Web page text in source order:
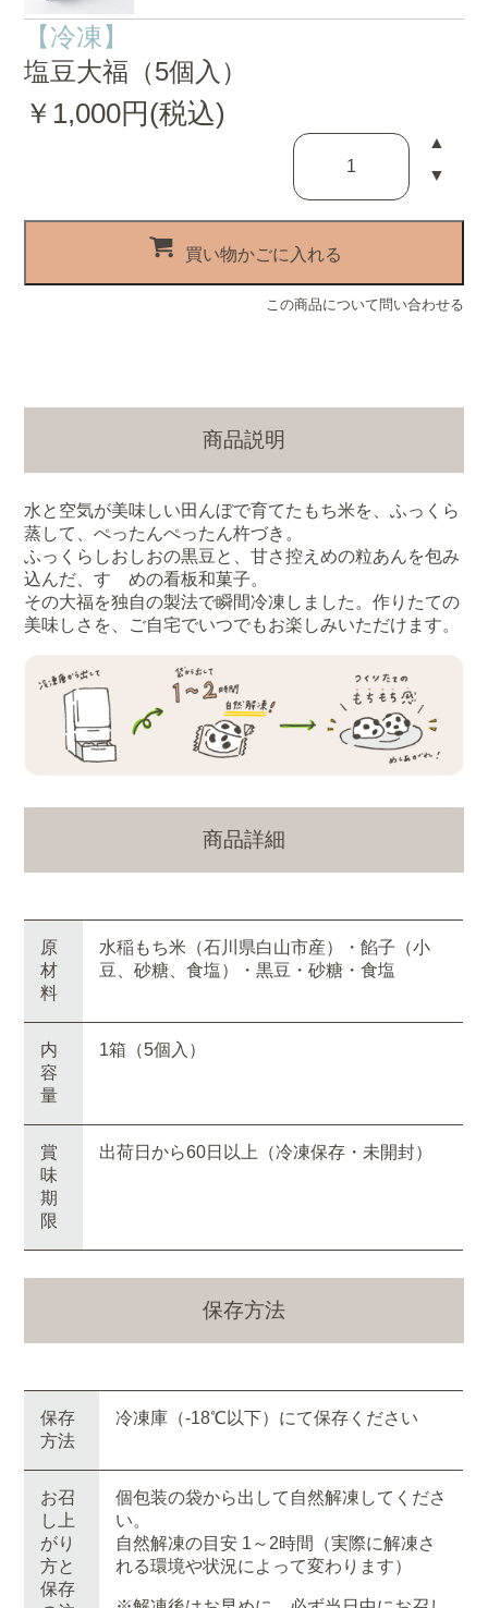
【冷凍】
塩豆大福（5個入）
￥1,000円(税込)
▲
▼
買い物かごに入れる
この商品について問い合わせる
商品説明
水と空気が美味しい田んぼで育てたもち米を、ふっくら
蒸して、ぺったんぺったん杵づき。
ふっくらしおしおの黒豆と、甘さ控えめの粒あんを包み
込んだ、すゞめの看板和菓子。
その大福を独自の製法で瞬間冷凍しました。作りたての
美味しさを、ご自宅でいつでもお楽しみいただけます。
商品詳細
原
材
料
水稲もち米（石川県白山市産）・餡子（小
豆、砂糖、食塩）・黒豆・砂糖・食塩
内
容
量
1箱（5個入）
賞
味
期
限
出荷日から60日以上（冷凍保存・未開封）
保存方法
保存
方法
冷凍庫（-18℃以下）にて保存ください
お召
し上
がり
方と
保存
個包装の袋から出して自然解凍してくださ
い。
自然解凍の目安 1～2時間（実際に解凍さ
れる環境や状況によって変わります）